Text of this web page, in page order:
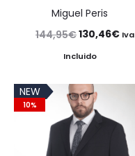
Miguel Peris
144,95€El
precio
era:
144,95€.
130,46€ElIva
Incluido
NEW
10%